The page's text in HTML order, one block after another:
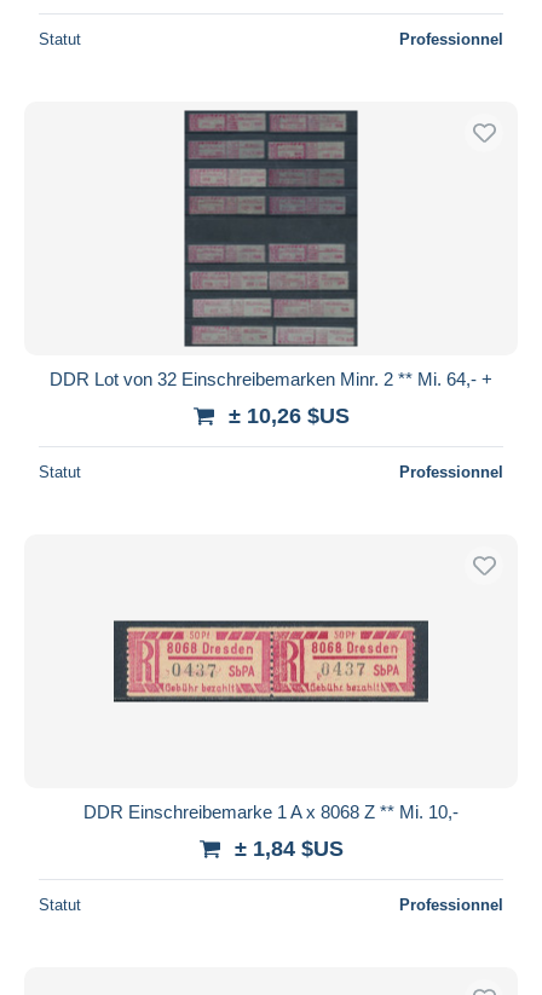
Statut Professionnel
DDR Lot von 32 Einschreibemarken Minr. 2 ** Mi. 64,- +
± 10,26 $US
Statut Professionnel
DDR Einschreibemarke 1 A x 8068 Z ** Mi. 10,-
± 1,84 $US
Statut Professionnel